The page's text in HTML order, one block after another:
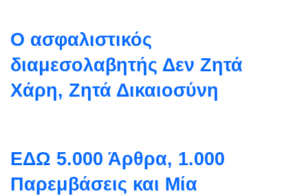
Ο ασφαλιστικός
διαμεσολαβητής Δεν Ζητά
Χάρη, Ζητά Δικαιοσύνη
EΔΩ 5.000 Άρθρα, 1.000
Παρεμβάσεις και Μία